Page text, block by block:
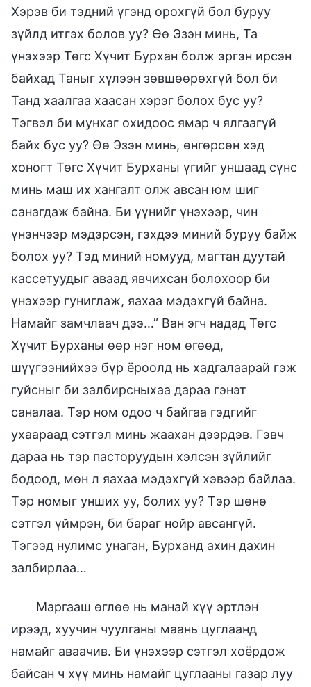
Хэрэв би тэдний үгэнд орохгүй бол буруу
зүйлд итгэх болов уу? Өө Эзэн минь, Та
үнэхээр Төгс Хүчит Бурхан болж эргэн ирсэн
байхад Таныг хүлээн зөвшөөрөхгүй бол би
Танд хаалгаа хаасан хэрэг болох бус уу?
Тэгвэл би мунхаг охидоос ямар ч ялгаагүй
байх бус уу? Өө Эзэн минь, өнгөрсөн хэд
хоногт Төгс Хүчит Бурханы үгийг уншаад сүнс
минь маш их хангалт олж авсан юм шиг
санагдаж байна. Би үүнийг үнэхээр, чин
үнэнчээр мэдэрсэн, гэхдээ миний буруу байж
болох уу? Тэд миний номууд, магтан дуутай
кассетуудыг аваад явчихсан болохоор би
үнэхээр гуниглаж, яахаа мэдэхгүй байна.
Намайг замчлаач дээ…” Ван эгч надад Төгс
Хүчит Бурханы өөр нэг ном өгөөд,
шүүгээнийхээ бүр ёроолд нь хадгалаарай гэж
гуйсныг би залбирсныхаа дараа гэнэт
саналаа. Тэр ном одоо ч байгаа гэдгийг
ухаараад сэтгэл минь жаахан дээрдэв. Гэвч
дараа нь тэр пасторуудын хэлсэн зүйлийг
бодоод, мөн л яахаа мэдэхгүй хэвээр байлаа.
Тэр номыг унших уу, болих уу? Тэр шөнө
сэтгэл үймрэн, би бараг нойр авсангүй.
Тэгээд нулимс унаган, Бурханд ахин дахин
залбирлаа…
Маргааш өглөө нь манай хүү эртлэн
ирээд, хуучин чуулганы маань цуглаанд
намайг аваачив. Би үнэхээр сэтгэл хоёрдож
байсан ч хүү минь намайг цуглааны газар луу